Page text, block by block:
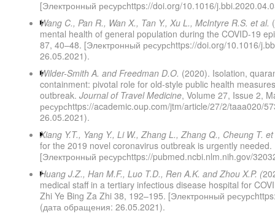
[Электронный ресурсhttps://doi.org/10.1016/
Wang C., Pan R., Wan X., Tan Y., Xu L., McIntyre R.S. et al.
mental health of general population during the COVID-19
87, 40–48. [Электронный ресурсhttps://doi.org/10.1016/
26.05.2021).
Wilder-Smith A. and Freedman D.O. (2020). Isolation,
containment: pivotal role for old-style public health
outbreak. Journal of Travel Medicine, Volume 27, Issue 2,
ресурсhttps://academic.oup.com/jtm/article/27/2/taaa020/
26.05.2021).
Xiang Y.T., Yang Y., Li W., Zhang L., Zhang Q., Cheung T.
for the 2019 novel coronavirus outbreak is urgently
[Электронный ресурсhttps://pubmed.ncbi.nlm.nih.gov/
Huang J.Z., Han M.F., Luo T.D., Ren A.K. and Zhou X.P. (
medical staff in a tertiary infectious disease hospital for
Zhi Ye Bing Za Zhi 38, 192–195. [Электронный
(дата обращения: 26.05.2021).